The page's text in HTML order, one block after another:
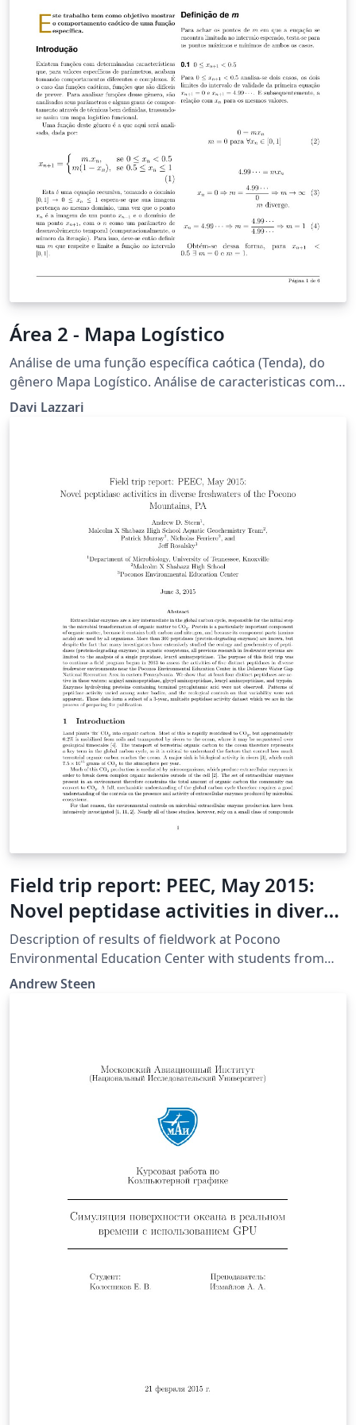
incluía todo o trabalho de pintura e tratamento de
materiais (madeira, ferro) existentes nestes bancos. O
intuito de toda esta restauração centrou-se na
perspectiva, de num futuro recente, poder acolher
todos os beneficiários do centro num local agradável, e
com condições dignas de uma instituição cuja principal
preocupação é ajudar quem mais precisa.
Área 2 - Mapa Logístico
Análise de uma função específica caótica (Tenda), do
gênero Mapa Logístico. Análise de caracteristicas como
validade do coeficiente (m) para o intervalo, pontos
Davi Lazzari
Field trip report: PEEC, May 2015:
Novel peptidase activities in diverse
freshwaters of the Pocono
Mountains, PA
Description of results of fieldwork at Pocono
Environmental Education Center with students from
Malcolm X Shabazz High School, May 2005.
Andrew Steen